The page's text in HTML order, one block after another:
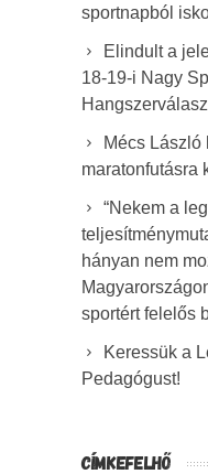
sportnapból
Elindult a
18-19-i Nagy
Mécs László
maratonfutásra
“Nekem a
hányan nem
sportért felelős
Keressük a
Pedagógust!
CÍMKEFELHŐ